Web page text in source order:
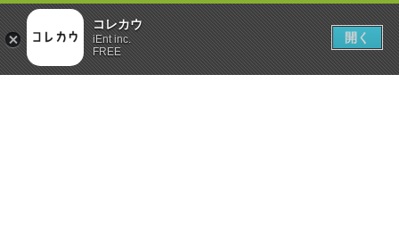
コレカウ
iEnt inc.
FREE
開く